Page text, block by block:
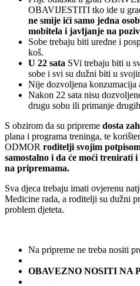
OBAVIJESTITI tko ide u
ne smije ići samo jedna
mobitela i javljanje na
Sobe trebaju biti uredne i
koš.
U 22 sata SVi trebaju biti u
sobe i svi su dužni biti u
Nije dozvoljena konzumacija
Nakon 22 sata nisu
drugu sobu ili primanje
S obzirom da su pripreme dosta
plana i programa treninga, te
ODMOR roditelji svojim
samostalno i da će moći trenirati
na pripremama.
Sva djeca trebaju imati ovjerenu
Medicine rada, a roditelji su dužni
problem djeteta.
Na pripreme ne treba nositi
OBAVEZNO NOSITI NA